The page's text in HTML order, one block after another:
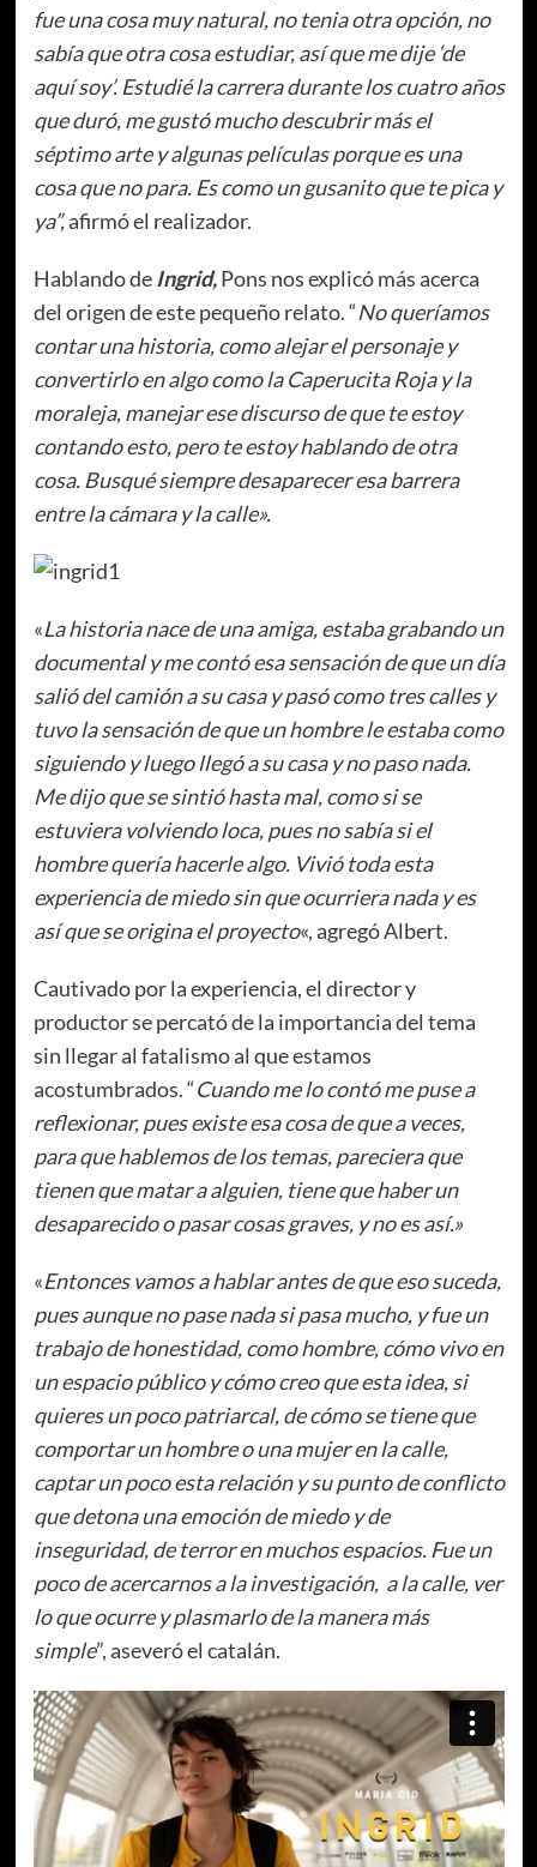
fue una cosa muy natural, no tenia otra opción, no
sabía que otra cosa estudiar, así que me dije ‘de
aquí soy’. Estudié la carrera durante los cuatro años
que duró, me gustó mucho descubrir más el
séptimo arte y algunas películas porque es una
cosa que no para. Es como un gusanito que te pica y
ya”,afirmó el realizador.
Hablando de Ingrid,Pons nos explicó más acerca
del origen de este pequeño relato. “No queríamos
contar una historia, como alejar el personaje y
convertirlo en algo como la Caperucita Roja y la
moraleja, manejar ese discurso de que te estoy
contando esto, pero te estoy hablando de otra
cosa. Busqué siempre desaparecer esa barrera
entre la cámara y la calle».
«La historia nace de una amiga, estaba grabando un
documental y me contó esa sensación de que un día
salió del camión a su casa y pasó como tres calles y
tuvo la sensación de que un hombre le estaba como
siguiendo y luego llegó a su casa y no paso nada.
Me dijo que se sintió hasta mal, como si se
estuviera volviendo loca, pues no sabía si el
hombre quería hacerle algo. Vivió toda esta
experiencia de miedo sin que ocurriera nada y es
así que se origina el proyecto«, agregó Albert.
Cautivado por la experiencia, el director y
productor se percató de la importancia del tema
sin llegar al fatalismo al que estamos
acostumbrados. “Cuando me lo contó me puse a
reflexionar, pues existe esa cosa de que a veces,
para que hablemos de los temas, pareciera que
tienen que matar a alguien, tiene que haber un
desaparecido o pasar cosas graves, y no es así.»
«Entonces vamos a hablar antes de que eso suceda,
pues aunque no pase nada si pasa mucho, y fue un
trabajo de honestidad, como hombre, cómo vivo en
un espacio público y cómo creo que esta idea, si
quieres un poco patriarcal, de cómo se tiene que
comportar un hombre o una mujer en la calle,
captar un poco esta relación y su punto de conflicto
que detona una emoción de miedo y de
inseguridad, de terror en muchos espacios. Fue un
poco de acercarnos a la investigación, a la calle, ver
lo que ocurre y plasmarlo de la manera más
simple”, aseveró el catalán.